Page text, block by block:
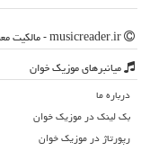
میانبرهای موزیك خوان
درباره ما
بک لینک در موزیك خوان
رپورتاژ در موزیك خوان